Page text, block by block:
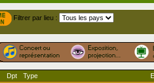
Filtrer par lieu :
Dpt Type